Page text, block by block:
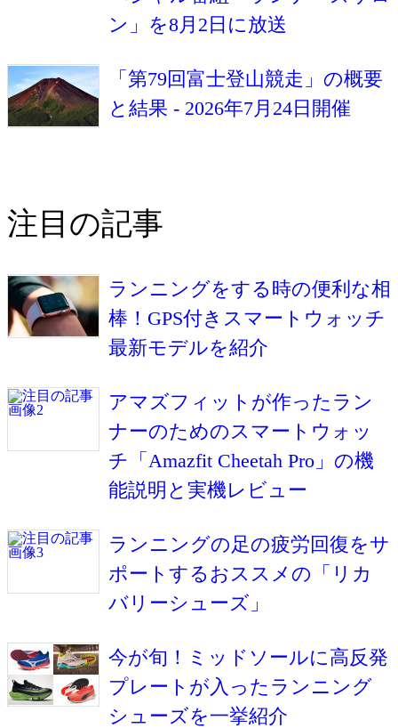
ン」を8月2日に放送
「第79回富士登山競走」の概要
と結果 - 2026年7月24日開催
注目の記事
ランニングをする時の便利な相
棒！GPS付きスマートウォッチ
最新モデルを紹介
アマズフィットが作ったラン
ナーのためのスマートウォッ
チ「Amazfit Cheetah Pro」の機
能説明と実機レビュー
ランニングの足の疲労回復をサ
ポートするおススメの「リカ
バリーシューズ」
今が旬！ミッドソールに高反発
プレートが入ったランニング
シューズを一挙紹介